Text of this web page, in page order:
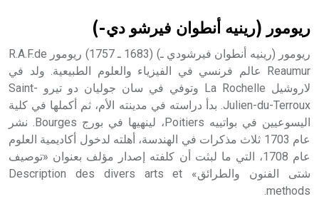
- هل تعلم أن أبجر Abgar اسم معروف جيداً يعود إلى عدد من
الملوك الذين حكموا مدينة إديسا (الرها) من أبجر الأول وحتى
التاسع، وهم ينتسبون إلى أسرة أوسروين
ريومور (رينيه أنطوان فيرشو دي-)
ريومور (رينيه أنطوان فيرشودي ـ) (1683 ـ 1757) ريومور R.A.F.de
Reaumur عالم فرنسي في الفيزياء والعلوم الطبيعية. ولد في
لاروشيل La Rochelle وتوفي في سان جوليان دو تيرو Saint-
Julien-du-Terroux. بدأ دراسته في مدينته الأم، ثم أكملها في كلية
اليسوعيين في بواتييه Poitiers، لينهيها في بورج Bourges. نشر
عام 1703 ثلاث مذكرات في الهندسة، أهلته لدخول أكاديمية العلوم
عام 1708، التي ما لبثت أن كلفته إصدار مؤلف بعنوان «توصيف
شتى الفنون والطرائق» Description des divers arts et
methods.